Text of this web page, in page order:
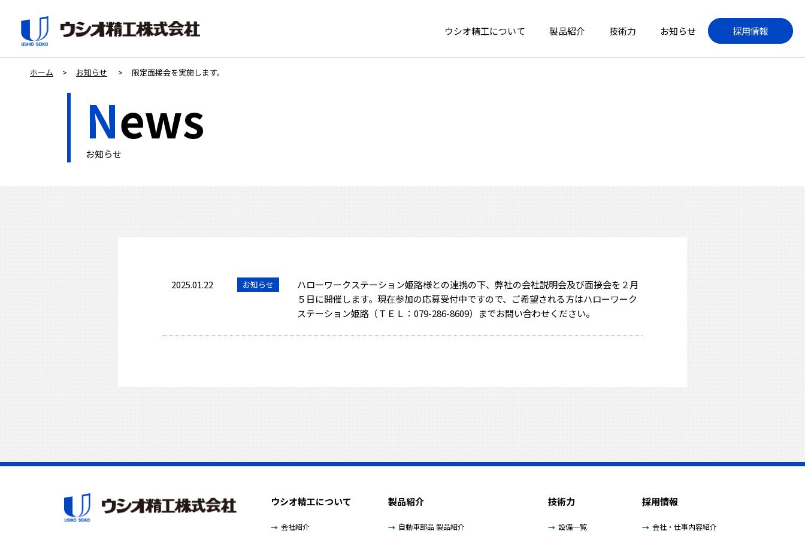
ウシオ精工について 製品紹介 技術力 お知らせ 採用情報
ホーム お知らせ 限定面接会を実施します。
News
お知らせ
2025.01.22 お知らせ
ハローワークステーション姫路様との連携の下、弊社の会社説明会及び面接会を２月
５日に開催します。現在参加の応募受付中ですので、ご希望される方はハローワーク
ステーション姫路（ＴＥＬ：079-286-8609）までお問い合わせください。
ウシオ精工について
会社紹介
製品紹介
自動車部品 製品紹介
技術力
設備一覧
採用情報
会社・仕事内容紹介